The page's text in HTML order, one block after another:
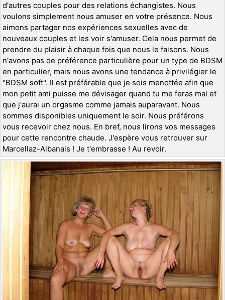
d'autres couples pour des relations échangistes. Nous
voulons simplement nous amuser en votre présence. Nous
aimons partager nos expériences sexuelles avec de
nouveaux couples et les voir s'amuser. Cela nous permet de
prendre du plaisir à chaque fois que nous le faisons. Nous
n'avons pas de préférence particulière pour un type de BDSM
en particulier, mais nous avons une tendance à privilégier le
"BDSM soft". Il est préférable que je sois menottée afin que
mon petit ami puisse me dévisager quand tu me feras mal et
que j'aurai un orgasme comme jamais auparavant. Nous
sommes disponibles uniquement le soir. Nous préférons
vous recevoir chez nous. En bref, nous lirons vos messages
pour cette rencontre chaude. J'espère vous retrouver sur
Marcellaz-Albanais ! Je t'embrasse ! Au revoir.